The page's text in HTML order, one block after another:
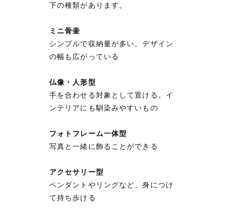
下の種類があります。
ミニ骨壷
シンプルで収納量が多い。デザイン
の幅も広がっている
仏像・人形型
手を合わせる対象として置ける。イ
ンテリアにも馴染みやすいもの
フォトフレーム一体型
写真と一緒に飾ることができる
アクセサリー型
ペンダントやリングなど、身につけ
て持ち歩ける